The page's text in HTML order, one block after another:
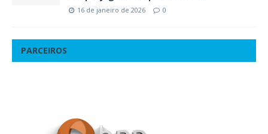
16 de janeiro de 2026 0
PARCEIROS